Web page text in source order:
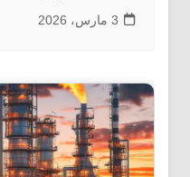
3 مارس، 2026